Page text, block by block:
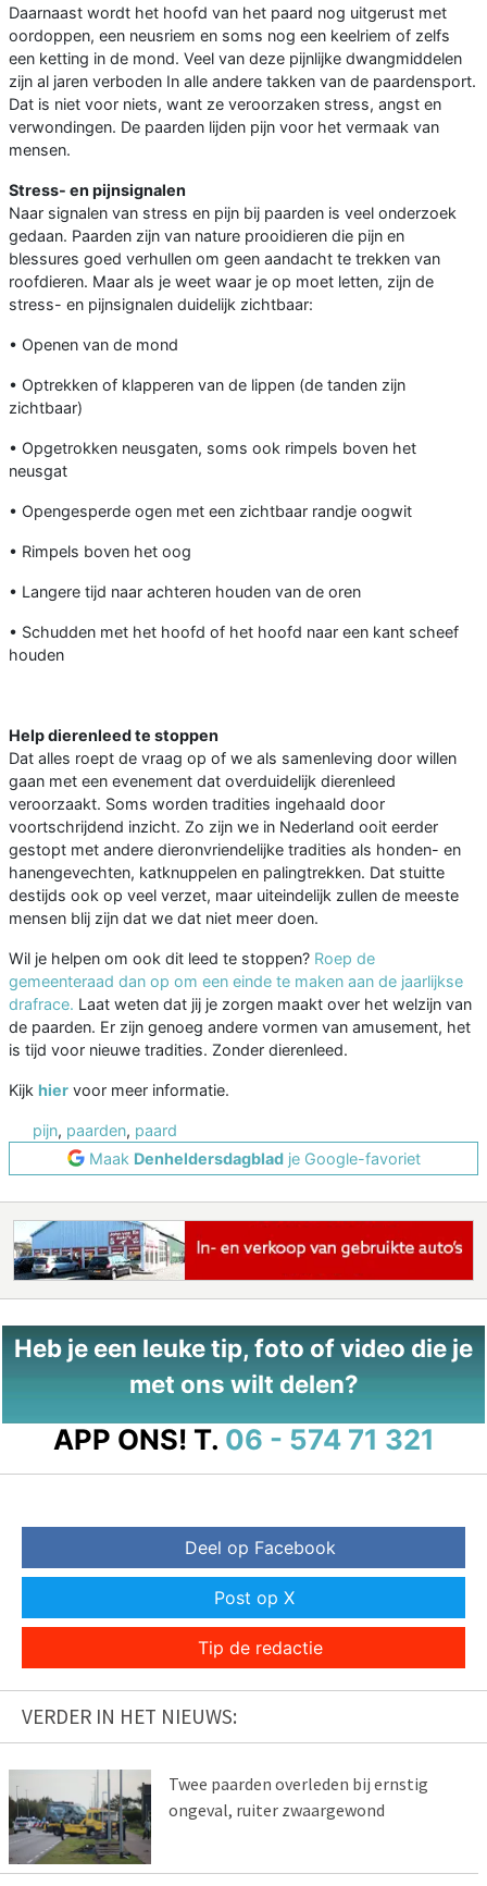
Daarnaast wordt het hoofd van het paard nog uitgerust met
oordoppen, een neusriem en soms nog een keelriem of zelfs
een ketting in de mond. Veel van deze pijnlijke dwangmiddelen
zijn al jaren verboden In alle andere takken van de paardensport.
Dat is niet voor niets, want ze veroorzaken stress, angst en
verwondingen. De paarden lijden pijn voor het vermaak van
mensen.
Stress- en pijnsignalen
Naar signalen van stress en pijn bij paarden is veel onderzoek
gedaan. Paarden zijn van nature prooidieren die pijn en
blessures goed verhullen om geen aandacht te trekken van
roofdieren. Maar als je weet waar je op moet letten, zijn de
stress- en pijnsignalen duidelijk zichtbaar:
• Openen van de mond
• Optrekken of klapperen van de lippen (de tanden zijn
zichtbaar)
• Opgetrokken neusgaten, soms ook rimpels boven het
neusgat
• Opengesperde ogen met een zichtbaar randje oogwit
• Rimpels boven het oog
• Langere tijd naar achteren houden van de oren
• Schudden met het hoofd of het hoofd naar een kant scheef
houden
Help dierenleed te stoppen
Dat alles roept de vraag op of we als samenleving door willen
gaan met een evenement dat overduidelijk dierenleed
veroorzaakt. Soms worden tradities ingehaald door
voortschrijdend inzicht. Zo zijn we in Nederland ooit eerder
gestopt met andere dieronvriendelijke tradities als honden- en
hanengevechten, katknuppelen en palingtrekken. Dat stuitte
destijds ook op veel verzet, maar uiteindelijk zullen de meeste
mensen blij zijn dat we dat niet meer doen.
Wil je helpen om ook dit leed te stoppen? Roep de
gemeenteraad dan op om een einde te maken aan de jaarlijkse
drafrace. Laat weten dat jij je zorgen maakt over het welzijn van
de paarden. Er zijn genoeg andere vormen van amusement, het
is tijd voor nieuwe tradities. Zonder dierenleed.
Kijk hier voor meer informatie.
pijn, paarden, paard
Maak Denheldersdagbladje Google-favoriet
Heb je een leuke tip, foto of video die je
met ons wilt delen?
APP ONS! T. 06 - 574 71 321
Deel op Facebook
Post op X
Tip de redactie
VERDER IN HET NIEUWS:
Twee paarden overleden bij ernstig
ongeval, ruiter zwaargewond